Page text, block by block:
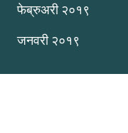
फेब्रुअरी २०१९
जनवरी २०१९